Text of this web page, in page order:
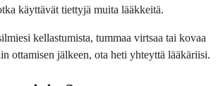
käyttävät tiettyjä muita lääkkeitä.
kellastumista, tummaa virtsaa tai kovaa
ottamisen jälkeen, ota heti yhteyttä lääkäriisi.